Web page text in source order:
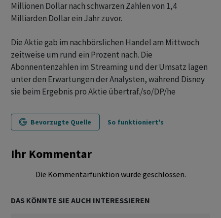
Millionen Dollar nach schwarzen Zahlen von 1,4
Milliarden Dollar ein Jahr zuvor.
Die Aktie gab im nachbörslichen Handel am Mittwoch
zeitweise um rund ein Prozent nach. Die
Abonnentenzahlen im Streaming und der Umsatz lagen
unter den Erwartungen der Analysten, während Disney
sie beim Ergebnis pro Aktie übertraf./so/DP/he
Bevorzugte Quelle So funktioniert's
Ihr Kommentar
Die Kommentarfunktion wurde geschlossen.
DAS KÖNNTE SIE AUCH INTERESSIEREN